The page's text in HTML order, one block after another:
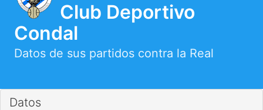
Club Deportivo
Condal
Datos de sus partidos contra la Real
Datos